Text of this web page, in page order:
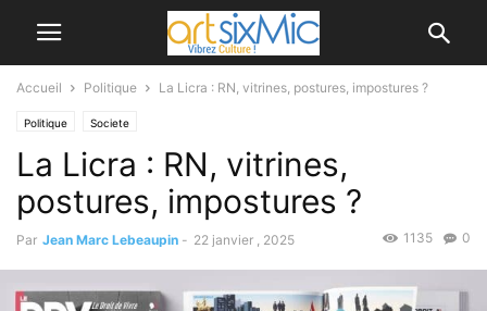
Accueil Politique La Licra : RN, vitrines, postures, impostures ?
Politique Societe
La Licra : RN, vitrines,
postures, impostures ?
Par Jean Marc Lebeaupin - 22 janvier , 2025 0
1135